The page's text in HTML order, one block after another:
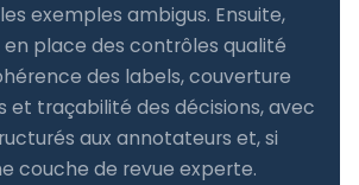
exemples ambigus. Ensuite,
place des contrôles qualité
des labels, couverture
et traçabilité des décisions, avec
aux annotateurs et, si
couche de revue experte.